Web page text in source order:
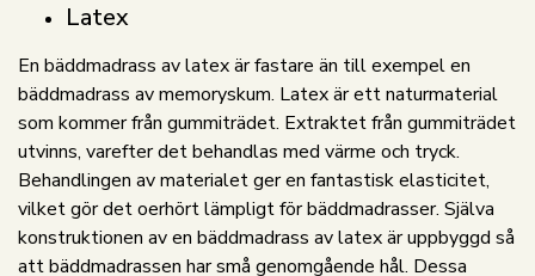
Latex
En bäddmadrass av latex är fastare än till exempel en
bäddmadrass av memoryskum. Latex är ett naturmaterial
som kommer från gummiträdet. Extraktet från gummiträdet
utvinns, varefter det behandlas med värme och tryck.
Behandlingen av materialet ger en fantastisk elasticitet,
vilket gör det oerhört lämpligt för bäddmadrasser. Själva
konstruktionen av en bäddmadrass av latex är uppbyggd så
att bäddmadrassen har små genomgående hål. Dessa